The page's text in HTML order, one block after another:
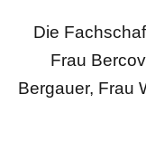
Die
Frau
Bergauer, Frau